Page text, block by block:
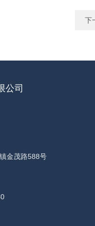
下
公司
金茂路588号